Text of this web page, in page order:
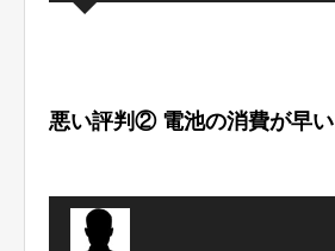
悪い評判② 電池の消費が早い